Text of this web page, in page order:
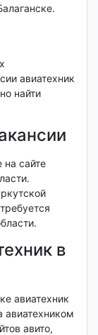
авиатехник
найти
на сайте
в
авиатехник
авиатехником
авито,